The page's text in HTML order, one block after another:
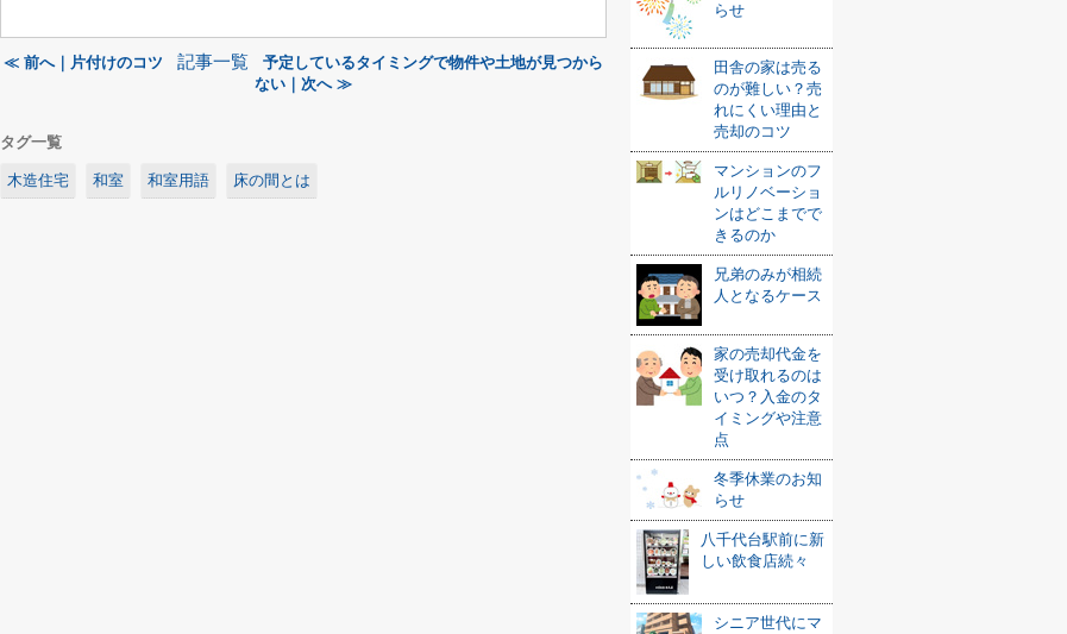
≪ 前へ｜片付けのコツ 記事一覧
予定しているタイミングで物件や土地が見つから
ない｜次へ ≫
タグ一覧
木造住宅 和室 和室用語 床の間とは
らせ
田舎の家は売る
のが難しい？売
れにくい理由と
売却のコツ
マンションのフ
ルリノベーショ
ンはどこまでで
きるのか
兄弟のみが相続
人となるケース
家の売却代金を
受け取れるのは
いつ？入金のタ
イミングや注意
点
冬季休業のお知
らせ
八千代台駅前に新
しい飲食店続々
シニア世代にマ